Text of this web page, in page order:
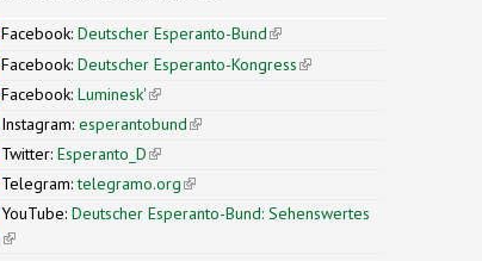
Facebook:Deutscher Esperanto-Bund(link is external)
Facebook:Deutscher Esperanto-Kongress(link is external)
Facebook:Luminesk'(link is external)
Instagram:esperantobund(link is external)
Twitter:Esperanto_D(link is external)
Telegram:telegramo.org(link is external)
YouTube:Deutscher Esperanto-Bund: Sehenswertes
(link is external)